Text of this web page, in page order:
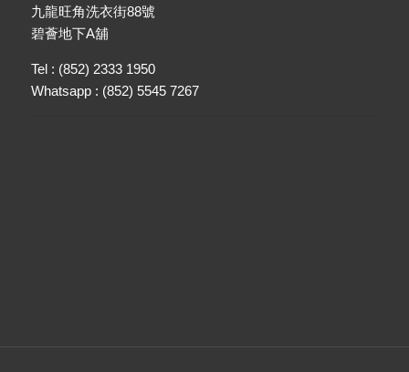
九龍旺角洗衣街88號
碧薈地下A舖
Tel : (852) 2333 1950
Whatsapp : (852) 5545 7267